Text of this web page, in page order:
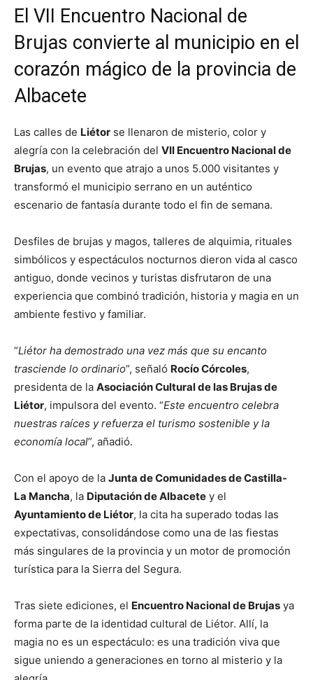
El VII Encuentro Nacional de
Brujas convierte al municipio en el
corazón mágico de la provincia de
Albacete
Las calles de Liétor se llenaron de misterio, color y
alegría con la celebración del VII Encuentro Nacional de
Brujas, un evento que atrajo a unos 5.000 visitantes y
transformó el municipio serrano en un auténtico
escenario de fantasía durante todo el fin de semana.
Desfiles de brujas y magos, talleres de alquimia, rituales
simbólicos y espectáculos nocturnos dieron vida al casco
antiguo, donde vecinos y turistas disfrutaron de una
experiencia que combinó tradición, historia y magia en un
ambiente festivo y familiar.
“Liétor ha demostrado una vez más que su encanto
trasciende lo ordinario”, señaló Rocío Córcoles,
presidenta de la Asociación Cultural de las Brujas de
Liétor, impulsora del evento. “Este encuentro celebra
nuestras raíces y refuerza el turismo sostenible y la
economía local”, añadió.
Con el apoyo de la Junta de Comunidades de Castilla-
La Mancha, la Diputación de Albacete y el
Ayuntamiento de Liétor, la cita ha superado todas las
expectativas, consolidándose como una de las fiestas
más singulares de la provincia y un motor de promoción
turística para la Sierra del Segura.
Tras siete ediciones, el Encuentro Nacional de Brujas ya
forma parte de la identidad cultural de Liétor. Allí, la
magia no es un espectáculo: es una tradición viva que
sigue uniendo a generaciones en torno al misterio y la